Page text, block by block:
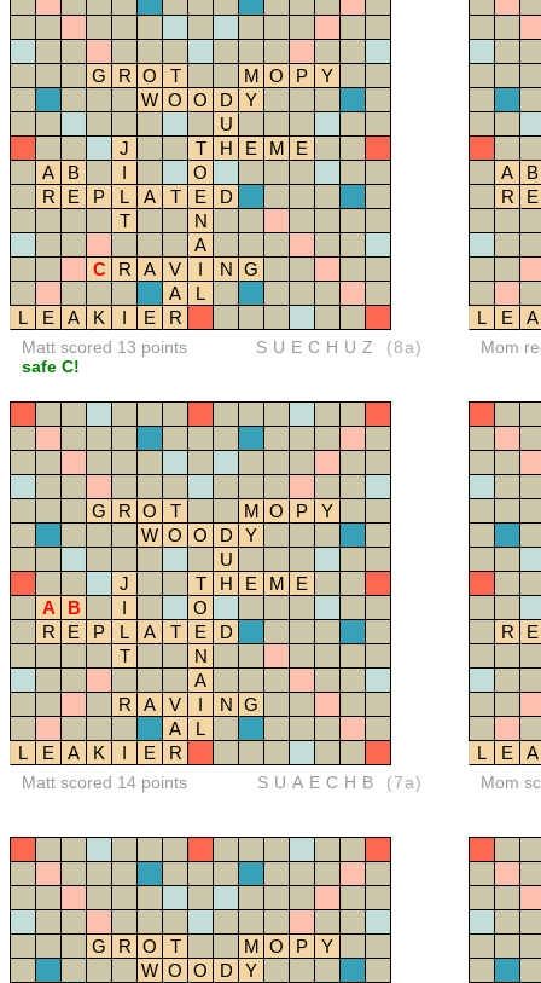
G R O T M O P
Y
W O O D
Y
U
J
T H E M
E
A
B I
O
R
E P L A T E
D
T
N
A
C
R A V I N G
A
L
L
E A K I E R
Matt scored 13 points
safe C!
SUECHUZ (8a)
A
B
R
E
L E A
Mom
G R O T M O P
Y
W O O D
Y
U
J
T H E M
E
A
B I
O
R
E P L A T E
D
T
N
A
R
A V I N G
A
L
L
E A K I E R
Matt scored 14 points SUAECHB (7a)
R E
L E A
Mom
G R O T M O P
Y
W O O D
Y